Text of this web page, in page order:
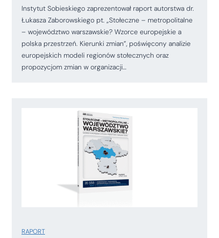
Instytut Sobieskiego zaprezentował raport autorstwa dr.
Łukasza Zaborowskiego pt. „Stołeczne – metropolitalne
– województwo warszawskie? Wzorce europejskie a
polska przestrzeń. Kierunki zmian”, poświęcony analizie
europejskich modeli regionów stołecznych oraz
propozycjom zmian w organizacji…
RAPORT